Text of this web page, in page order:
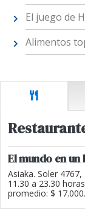
El juego de
Alimentos
El mundo en un
Asiaka. Soler
11.30 a 23.30
promedio: $ 17.000.